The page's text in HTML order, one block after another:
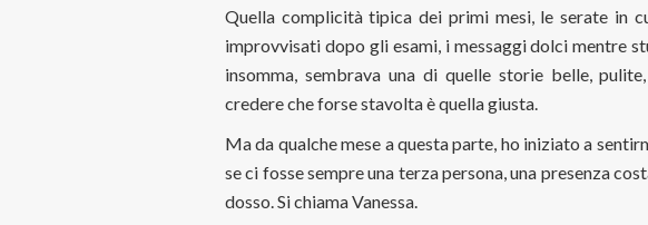
Quella complicità tipica dei primi mesi, le serate in
improvvisati dopo gli esami, i messaggi dolci mentre
insomma, sembrava una di quelle storie belle,
credere che forse stavolta è quella giusta.
Ma da qualche mese a questa parte, ho iniziato a
se ci fosse sempre una terza persona, una presenza
dosso. Si chiama Vanessa.